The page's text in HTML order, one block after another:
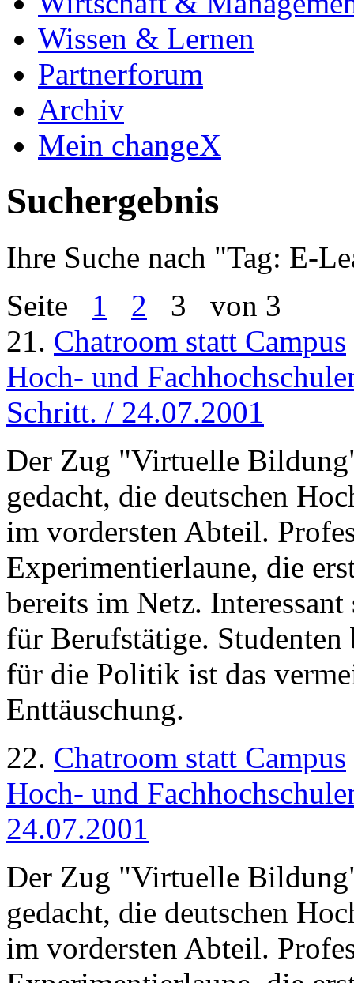
Wissen & Lernen
Partnerforum
Archiv
Mein changeX
Suchergebnis
Ihre Suche nach "Tag: E-
Seite 1 2 3 von 3
21. Chatroom statt Campus
Hoch- und
Schritt. / 24.07.2001
Der Zug "Virtuelle
gedacht, die deutschen
im vordersten Abteil.
Experimentierlaune, die
bereits im Netz.
für Berufstätige.
für die Politik ist das
Enttäuschung.
22. Chatroom statt Campus
Hoch- und
24.07.2001
Der Zug "Virtuelle
gedacht, die deutschen
im vordersten Abteil.